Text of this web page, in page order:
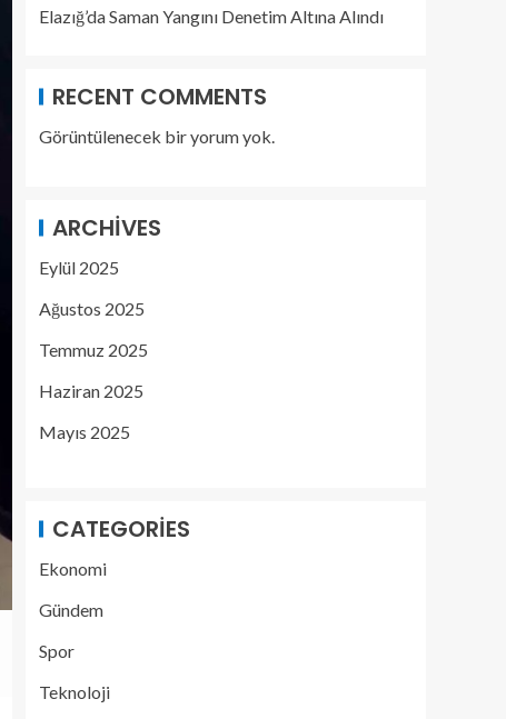
Elazığ’da Saman Yangını Denetim Altına Alındı
RECENT COMMENTS
Görüntülenecek bir yorum yok.
ARCHIVES
Eylül 2025
Ağustos 2025
Temmuz 2025
Haziran 2025
Mayıs 2025
CATEGORIES
Ekonomi
Gündem
Spor
Teknoloji